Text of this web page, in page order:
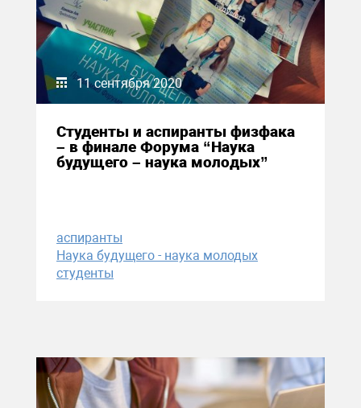
11 сентября 2020
Студенты и аспиранты физфака
– в финале Форума “Наука
будущего – наука молодых”
аспиранты
Наука будущего - наука молодых
студенты